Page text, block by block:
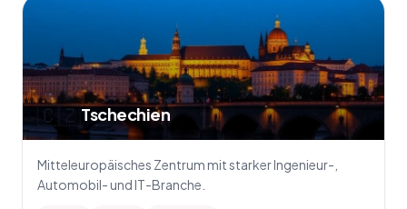
🇨🇿Tschechien
Mitteleuropäisches Zentrum mit starker Ingenieur-,
Automobil- und IT-Branche.